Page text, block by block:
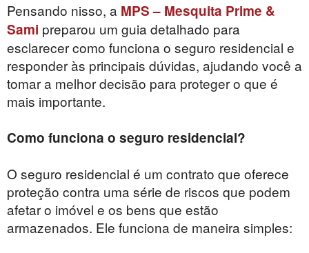
Pensando nisso, a MPS – Mesquita Prime &
Sami preparou um guia detalhado para
esclarecer como funciona o seguro residencial e
responder às principais dúvidas, ajudando você a
tomar a melhor decisão para proteger o que é
mais importante.
Como funciona o seguro residencial?
O seguro residencial é um contrato que oferece
proteção contra uma série de riscos que podem
afetar o imóvel e os bens que estão
armazenados. Ele funciona de maneira simples: